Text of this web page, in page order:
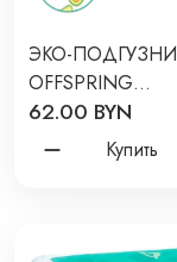
ЭКО-
OFFSPRING
NEWBORN 2-4
ШТ ЦВЕТ:
62.00 BYN
Купить